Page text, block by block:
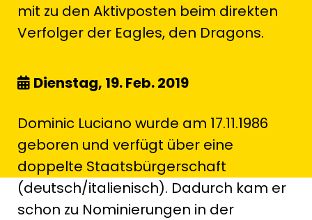
mit zu den Aktivposten beim direkten
Verfolger der Eagles, den Dragons.
Dienstag, 19. Feb. 2019
Dominic Luciano wurde am 17.11.1986
geboren und verfügt über eine
doppelte Staatsbürgerschaft
(deutsch/italienisch). Dadurch kam er
schon zu Nominierungen in der